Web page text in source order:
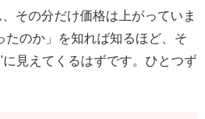
その分だけ価格は上がっていま
たのか」を知れば知るほど、そ
見えてくるはずです。ひとつず